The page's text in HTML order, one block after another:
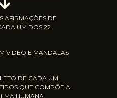
AFIRMAÇÕES DE
UM DOS 22
VÍDEO E MANDALAS
DE CADA UM
QUE COMPÕE A
HUMANA